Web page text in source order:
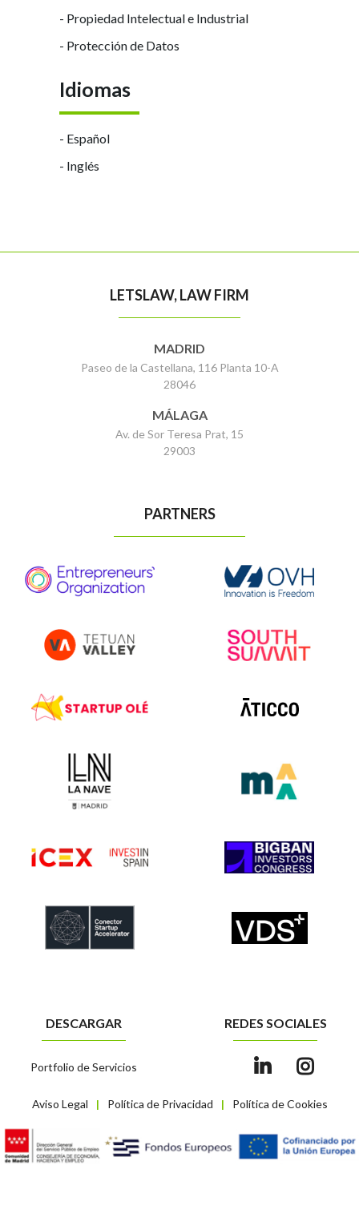
- Propiedad Intelectual e Industrial
- Protección de Datos
Idiomas
- Español
- Inglés
LETSLAW, LAW FIRM
MADRID
Paseo de la Castellana, 116 Planta 10-A
28046
MÁLAGA
Av. de Sor Teresa Prat, 15
29003
PARTNERS
Aviso Legal | Política de Privacidad | Política de Cookies
DESCARGAR
Portfolio de Servicios
REDES SOCIALES